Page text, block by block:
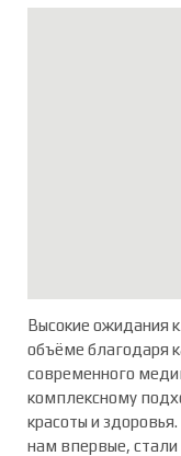
Высокие ожидания
объёме благодаря
современного
комплексному
красоты и
нам впервые,